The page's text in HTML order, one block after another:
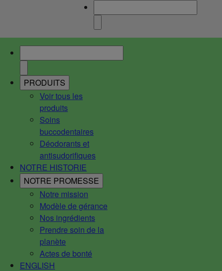
PRODUITS
Voir tous les
produits
Soins
buccodentaires
Déodorants et
antisudorifiques
NOTRE HISTORIE
NOTRE PROMESSE
Notre mission
Modèle de gérance
Nos ingrédients
Prendre soin de la
planète
Actes de bonté
ENGLISH